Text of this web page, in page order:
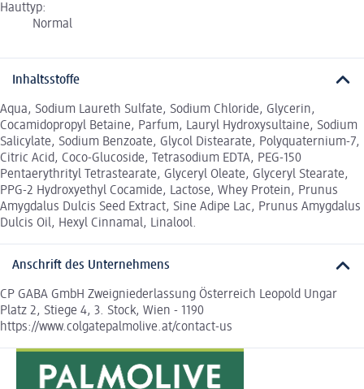
Hauttyp:
Normal
Inhaltsstoffe
Aqua, Sodium Laureth Sulfate, Sodium Chloride, Glycerin,
Cocamidopropyl Betaine, Parfum, Lauryl Hydroxysultaine, Sodium
Salicylate, Sodium Benzoate, Glycol Distearate, Polyquaternium-7,
Citric Acid, Coco-Glucoside, Tetrasodium EDTA, PEG-150
Pentaerythrityl Tetrastearate, Glyceryl Oleate, Glyceryl Stearate,
PPG-2 Hydroxyethyl Cocamide, Lactose, Whey Protein, Prunus
Amygdalus Dulcis Seed Extract, Sine Adipe Lac, Prunus Amygdalus
Dulcis Oil, Hexyl Cinnamal, Linalool.
Anschrift des Unternehmens
CP GABA GmbH Zweigniederlassung Österreich Leopold Ungar
Platz 2, Stiege 4, 3. Stock, Wien - 1190
https://www.colgatepalmolive.at/contact-us